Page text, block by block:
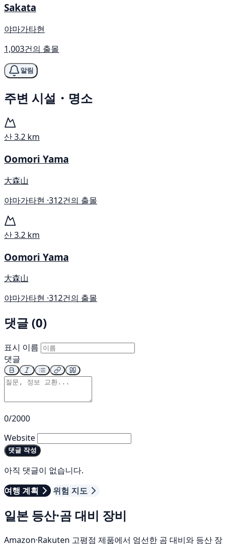
Sakata
야마가타현
1,003건의 출몰
알림
주변 시설・명소
산3.2 km
Oomori Yama
大森山
야마가타현 ·312건의 출몰
산3.2 km
Oomori Yama
大森山
야마가타현 ·312건의 출몰
댓글 (0)
표시 이름
댓글
0/2000
Website
댓글 작성
아직 댓글이 없습니다.
여행 계획
위험 지도
일본 등산·곰 대비 장비
Amazon·Rakuten 고평점 제품에서 엄선한 곰 대비와 등산 장